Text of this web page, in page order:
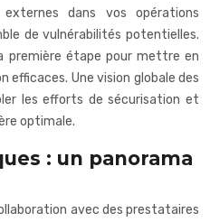
dans vos opérations
de vulnérabilités potentielles.
première étape pour mettre en
efficaces. Une vision globale des
les efforts de sécurisation et
optimale.
: un panorama
avec des prestataires